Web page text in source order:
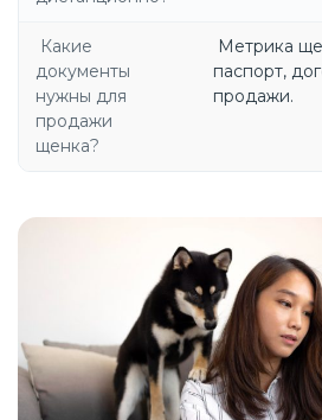
Какие
документы
нужны для
продажи
щенка?
Метрика
паспорт,
продажи.